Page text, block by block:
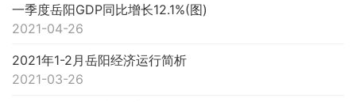
一季度岳阳GDP同比增长12.1%(图)
2021-04-26
2021年1-2月岳阳经济运行简析
2021-03-26